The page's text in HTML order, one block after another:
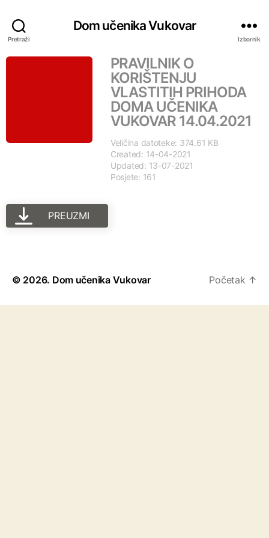
Pretraži
Dom učenika Vukovar
Izbornik
PRAVILNIK O
KORIŠTENJU
VLASTITIH PRIHODA
DOMA UČENIKA
VUKOVAR 14.04.2021
Veličina datoteke: 374.61 KB
Created: 14-04-2021
Updated: 13-07-2021
Posjete: 161
PREUZMI
© 2026. Dom učenika Vukovar Početak ↑